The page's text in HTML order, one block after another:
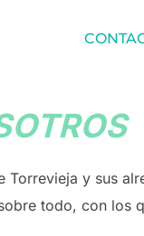
Torrevieja y sus
todo, con los